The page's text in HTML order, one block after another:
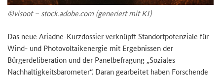
©visoot – stock.adobe.com (generiert mit KI)
Das neue Ariadne-Kurzdossier verknüpft Standortpotenziale für
Wind- und Photovoltaikenergie mit Ergebnissen der
Bürgerdeliberation und der Panelbefragung „Soziales
Nachhaltigkeitsbarometer“. Daran gearbeitet haben Forschende